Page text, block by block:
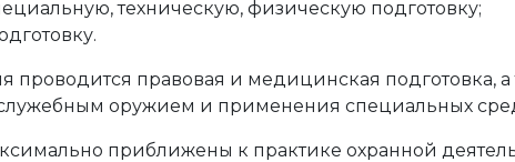
техническую, физическую подготовку;
проводится правовая и медицинская подготовка,
оружием и применения специальных
приближены к практике охранной